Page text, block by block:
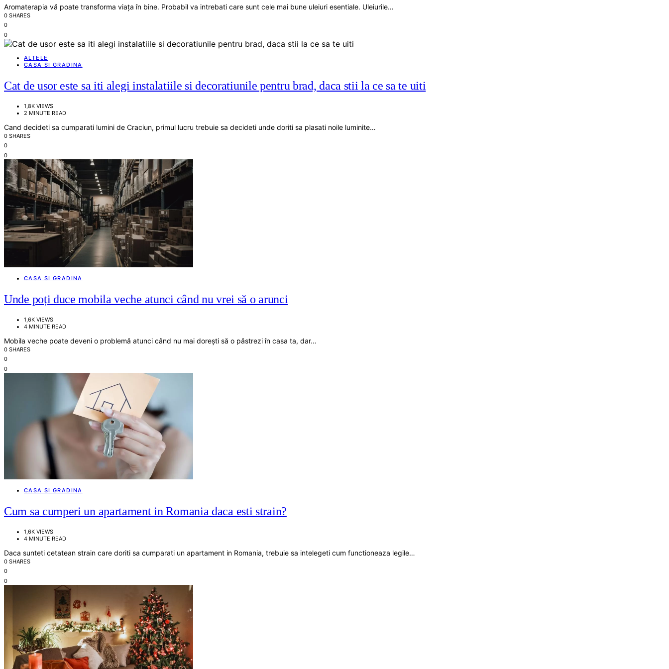
Aromaterapia vă poate transforma viața în bine. Probabil va intrebati care sunt cele mai bune uleiuri esentiale. Uleiurile…
0 SHARES
0
0
ALTELE
CASA SI GRADINA
Cat de usor este sa iti alegi instalatiile si decoratiunile pentru brad, daca stii la ce sa te uiti
1,8K VIEWS
2 MINUTE READ
Cand decideti sa cumparati lumini de Craciun, primul lucru trebuie sa decideti unde doriti sa plasati noile luminite…
0 SHARES
0
0
CASA SI GRADINA
Unde poți duce mobila veche atunci când nu vrei să o arunci
1,6K VIEWS
4 MINUTE READ
Mobila veche poate deveni o problemă atunci când nu mai dorești să o păstrezi în casa ta, dar…
0 SHARES
0
0
CASA SI GRADINA
Cum sa cumperi un apartament in Romania daca esti strain?
1,6K VIEWS
4 MINUTE READ
Daca sunteti cetatean strain care doriti sa cumparati un apartament in Romania, trebuie sa intelegeti cum functioneaza legile…
0 SHARES
0
0